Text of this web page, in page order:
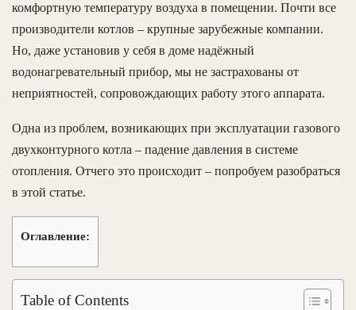
комфортную температуру воздуха в помещении. Почти все
производители котлов – крупные зарубежные компании.
Но, даже установив у себя в доме надёжный
водонагревательный прибор, мы не застрахованы от
неприятностей, сопровождающих работу этого аппарата.
Одна из проблем, возникающих при эксплуатации газового
двухконтурного котла – падение давления в системе
отопления. Отчего это происходит – попробуем разобраться
в этой статье.
Оглавление:
Table of Contents